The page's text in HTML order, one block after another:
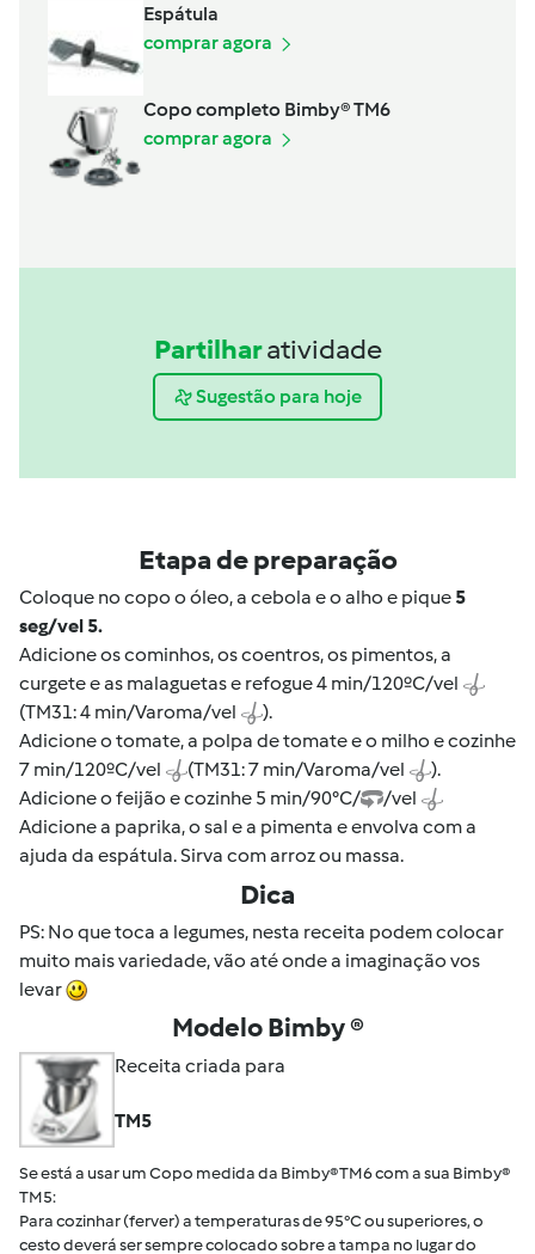
Espátula
comprar agora
Copo completo Bimby® TM6
comprar agora
Partilharatividade
Sugestão para hoje
Etapa de preparação
Coloque no copo o óleo, a cebola e o alho e pique 5
seg/vel 5.
Adicione os cominhos, os coentros, os pimentos, a
curgete e as malaguetas e refogue 4 min/120ºC/vel
(TM31: 4 min/Varoma/vel
).
Adicione o tomate, a polpa de tomate e o milho e cozinhe
7 min/120ºC/vel
(TM31: 7 min/Varoma/vel
).
Adicione o feijão e cozinhe 5 min/90°C/
/vel
Adicione a paprika, o sal e a pimenta e envolva com a
ajuda da espátula. Sirva com arroz ou massa.
Dica
PS: No que toca a legumes, nesta receita podem colocar
muito mais variedade, vão até onde a imaginação vos
levar
Modelo Bimby ®
Receita criada para
TM5
Se está a usar um Copo medida da Bimby® TM6 com a sua Bimby®
TM5:
Para cozinhar (ferver) a temperaturas de 95°C ou superiores, o
cesto deverá ser sempre colocado sobre a tampa no lugar do